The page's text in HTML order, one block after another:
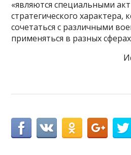
«являются специальными
стратегического характера,
сочетаться с различными
применяться в разных